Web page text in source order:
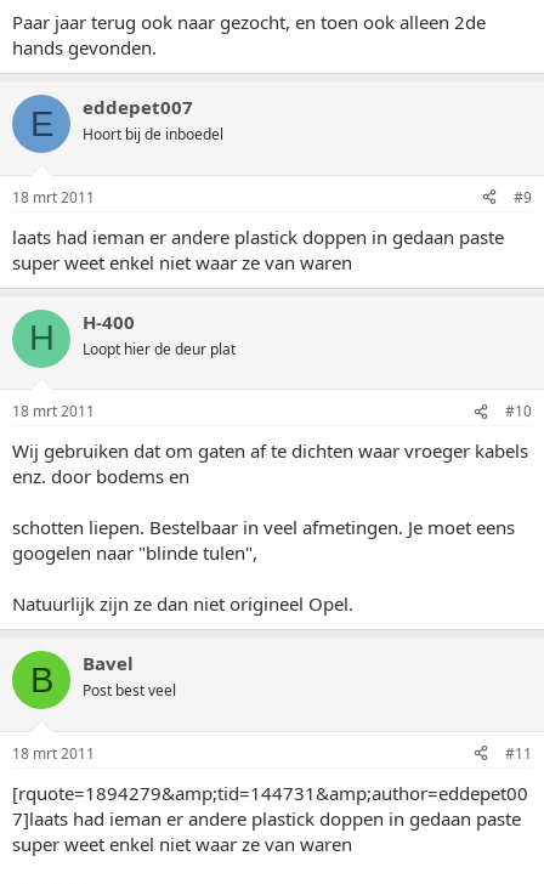
Paar jaar terug ook naar gezocht, en toen ook alleen 2de
hands gevonden.
E eddepet007
Hoort bij de inboedel
18 mrt 2011 #9
laats had ieman er andere plastick doppen in gedaan paste
super weet enkel niet waar ze van waren
H H-400
Loopt hier de deur plat
18 mrt 2011 #10
Wij gebruiken dat om gaten af te dichten waar vroeger kabels
enz. door bodems en
schotten liepen. Bestelbaar in veel afmetingen. Je moet eens
googelen naar "blinde tulen",
Natuurlijk zijn ze dan niet origineel Opel.
B Bavel
Post best veel
18 mrt 2011 #11
[rquote=1894279&amp;tid=144731&amp;author=eddepet00
7]laats had ieman er andere plastick doppen in gedaan paste
super weet enkel niet waar ze van waren